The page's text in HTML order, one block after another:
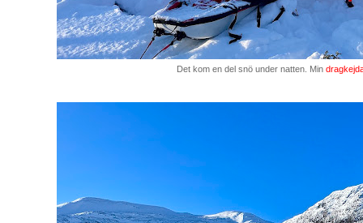
Det kom en del snö under natten. Min